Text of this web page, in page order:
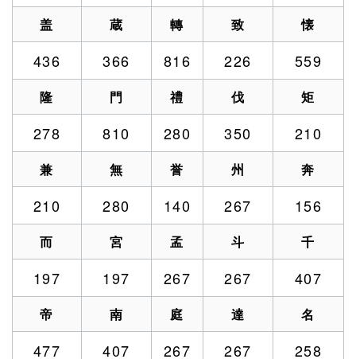
盖 蔵 轉 致 懐
436 366 816 226 559
隆 門 禮 伐 矩
278 810 280 350 210
兼 無 誉 州 奔
210 280 140 267 156
而 宮 孟 斗 千
197 197 267 267 407
帝 南 庭 達 名
477 407 267 267 258